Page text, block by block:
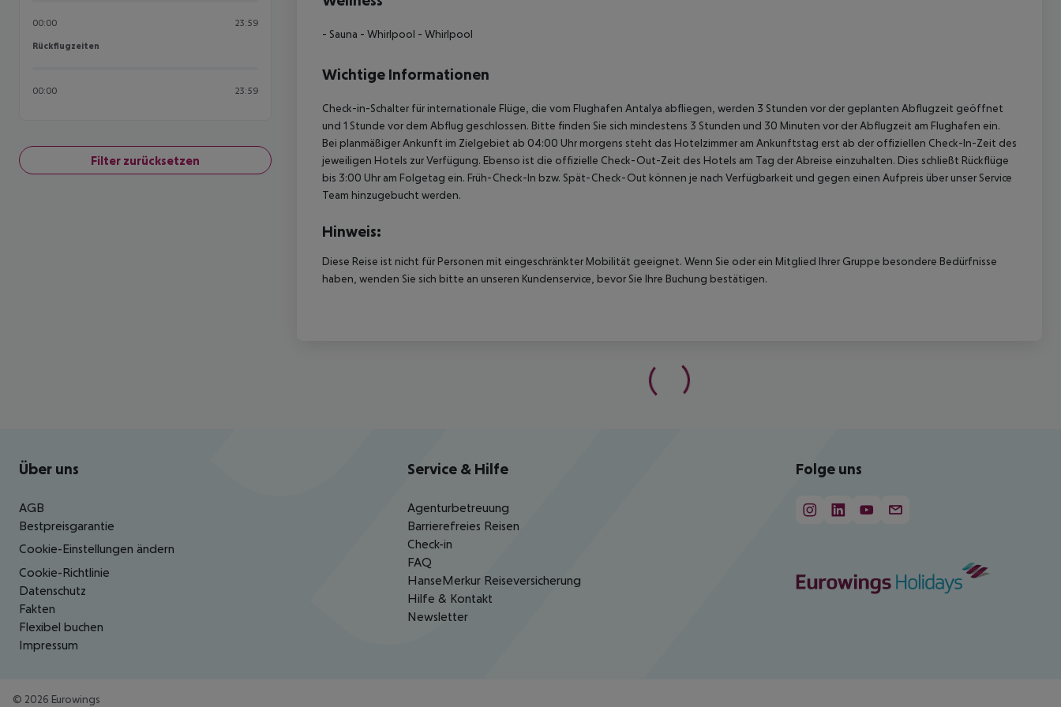
00:00 23:59
Rückflugzeiten
Rückflugzeiten
00:00 23:59
Filter zurücksetzen
- Sauna - Whirlpool - Whirlpool
Wichtige Informationen
Check-in-Schalter für internationale Flüge, die vom Flughafen Antalya abfliegen, werden 3 Stunden vor der geplanten Abflugzeit geöffnet
und 1 Stunde vor dem Abflug geschlossen. Bitte finden Sie sich mindestens 3 Stunden und 30 Minuten vor der Abflugzeit am Flughafen ein.
Bei planmäßiger Ankunft im Zielgebiet ab 04:00 Uhr morgens steht das Hotelzimmer am Ankunftstag erst ab der offiziellen Check-In-Zeit des
jeweiligen Hotels zur Verfügung. Ebenso ist die offizielle Check-Out-Zeit des Hotels am Tag der Abreise einzuhalten. Dies schließt Rückflüge
bis 3:00 Uhr am Folgetag ein. Früh-Check-In bzw. Spät-Check-Out können je nach Verfügbarkeit und gegen einen Aufpreis über unser Service
Team hinzugebucht werden.
Hinweis:
Diese Reise ist nicht für Personen mit eingeschränkter Mobilität geeignet. Wenn Sie oder ein Mitglied Ihrer Gruppe besondere Bedürfnisse
haben, wenden Sie sich bitte an unseren Kundenservice, bevor Sie Ihre Buchung bestätigen.
Footer navigation
Über uns
AGB
Bestpreisgarantie
Cookie-Einstellungen ändern
Cookie-Richtlinie
Datenschutz
Fakten
Flexibel buchen
Impressum
Service & Hilfe
Agenturbetreuung
Barrierefreies Reisen
Check-in
FAQ
HanseMerkur Reiseversicherung
Hilfe & Kontakt
Newsletter
Folge uns
© 2026 Eurowings